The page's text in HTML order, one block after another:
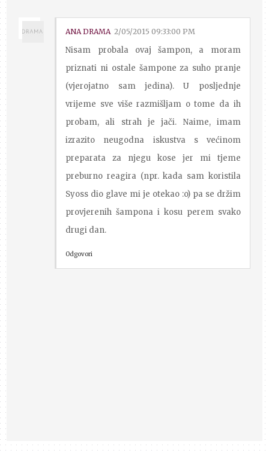
ANA DRAMA 2/05/2015 09:33:00 PM
Nisam probala ovaj šampon, a moram
priznati ni ostale šampone za suho pranje
(vjerojatno sam jedina). U posljednje
vrijeme sve više razmišljam o tome da ih
probam, ali strah je jači. Naime, imam
izrazito neugodna iskustva s većinom
preparata za njegu kose jer mi tjeme
preburno reagira (npr. kada sam koristila
Syoss dio glave mi je otekao :o) pa se držim
provjerenih šampona i kosu perem svako
drugi dan.
Odgovori